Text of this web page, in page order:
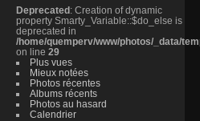
Deprecated : Creation of dynamic
property Smarty_Variable::$do_else is
deprecated in
/home/quemperv/www/photos/_data/
on line 29
Plus vues
Mieux notées
Photos récentes
Albums récents
Photos au hasard
Calendrier